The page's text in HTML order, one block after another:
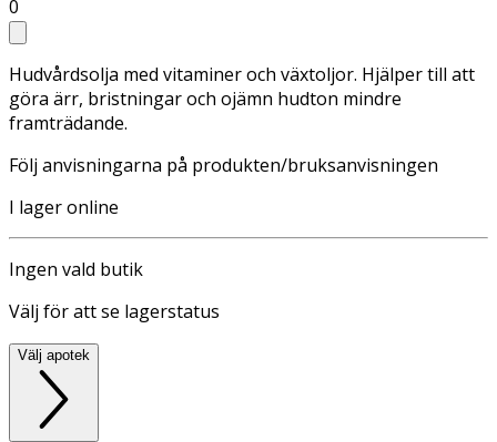
0
Hudvårdsolja med vitaminer och växtoljor. Hjälper till att
göra ärr, bristningar och ojämn hudton mindre
framträdande.
Följ anvisningarna på produkten/bruksanvisningen
I lager online
Ingen vald butik
Välj för att se lagerstatus
Välj apotek